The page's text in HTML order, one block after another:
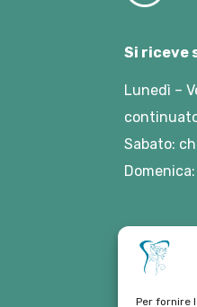
Per fornire
Si riceve
Lunedì –
Sabato: